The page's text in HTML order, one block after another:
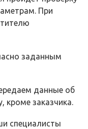
При
заданным
данные об
кроме заказчика.
специалисты